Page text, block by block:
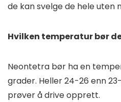
de kan svelge de hele uten
Hvilken temperatur bør
Neontetra bør ha en
grader. Heller 24-26 enn
prøver å drive opprett.